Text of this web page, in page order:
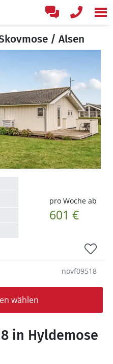
/ Alsen
pro Woche ab
601 €
novf09518
wählen
in Hyldemose